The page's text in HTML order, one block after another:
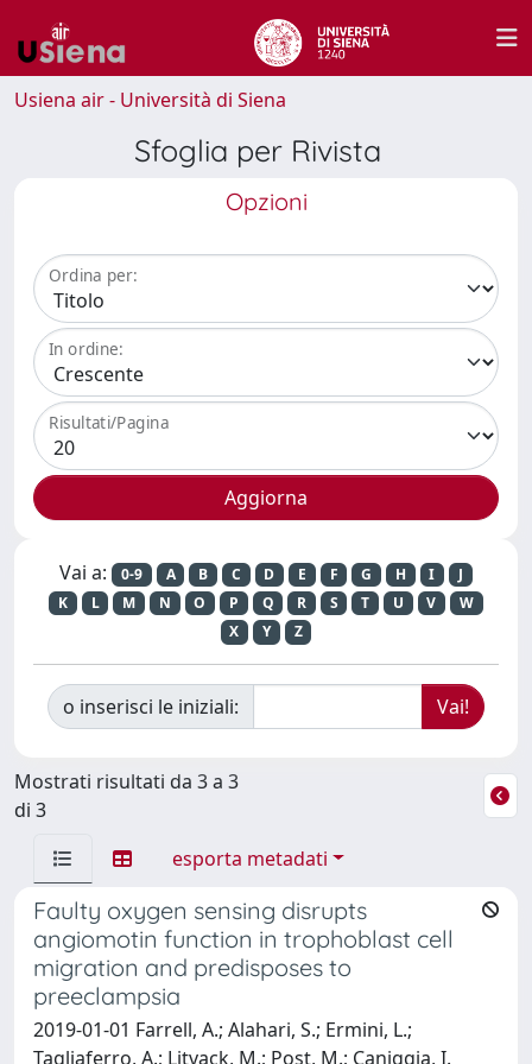
Usiena air - Università di Siena
Sfoglia per Rivista
Opzioni
Ordina per:
In ordine:
Risultati/Pagina
Vai a: 0-9 A B C D E F G H I
J
K
L M N O P Q R S T U V
W
X
Y Z
o inserisci le iniziali:
Mostrati risultati da 3 a 3
di 3
esporta metadati
Faulty oxygen sensing disrupts
angiomotin function in trophoblast cell
migration and predisposes to
preeclampsia
2019-01-01 Farrell, A.; Alahari, S.; Ermini, L.;
Tagliaferro, A.; Litvack, M.; Post, M.; Caniggia, I.